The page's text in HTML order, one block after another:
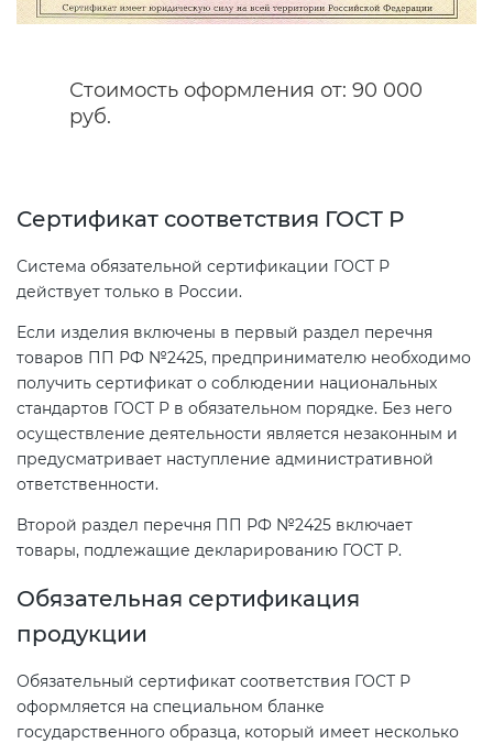
Стоимость оформления от: 90 000
руб.
Сертификат соответствия ГОСТ Р
Система обязательной сертификации ГОСТ Р
действует только в России.
Если изделия включены в первый раздел перечня
товаров ПП РФ №2425, предпринимателю необходимо
получить сертификат о соблюдении национальных
стандартов ГОСТ Р в обязательном порядке. Без него
осуществление деятельности является незаконным и
предусматривает наступление административной
ответственности.
Второй раздел перечня ПП РФ №2425 включает
товары, подлежащие декларированию ГОСТ Р.
Обязательная сертификация
продукции
Обязательный сертификат соответствия ГОСТ Р
оформляется на специальном бланке
государственного образца, который имеет несколько
товаров
Сертификация ресурсов
Остальное
Декларирование косметики (ТР
Декларирование оборудования
Декларирование пищевой
продукции (ТР ТС 021)
Декларирование алкогольной
продукции (ТР ЕАЭС 047)
Декларирование
совместимости (ТР ТС 020)
Сертификация детских товаров
(ТР ТС 007)
Сертификация товаров легкой
промышленности (ТР ТС 017)